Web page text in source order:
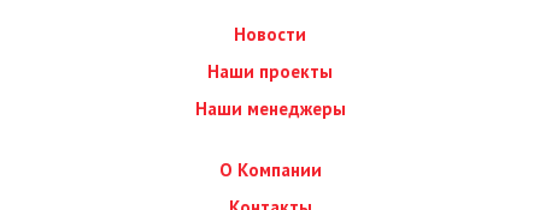
Новости
Наши проекты
Наши менеджеры
О Компании